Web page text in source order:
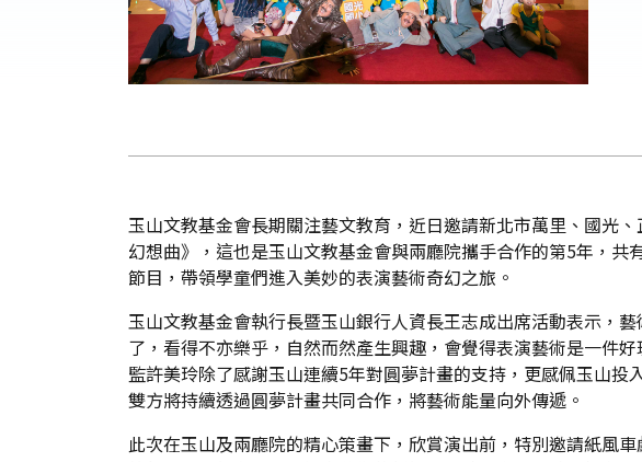
玉山文教基金會長期關注藝文教育，近日邀請新北市萬里、國光
幻想曲》，這也是玉山文教基金會與兩廳院攜手合作的第5年，
節目，帶領學童們進入美妙的表演藝術奇幻之旅。
玉山文教基金會執行長暨玉山銀行人資長王志成出席活動表示，
了，看得不亦樂乎，自然而然產生興趣，會覺得表演藝術是一件
監許美玲除了感謝玉山連續5年對圓夢計畫的支持，更感佩玉山
雙方將持續透過圓夢計畫共同合作，將藝術能量向外傳遞。
此次在玉山及兩廳院的精心策畫下，欣賞演出前，特別邀請紙風